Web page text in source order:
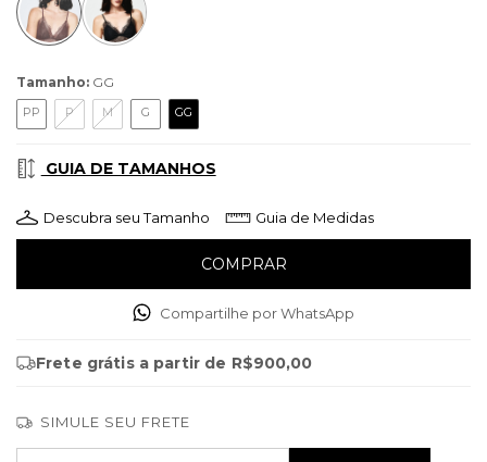
Tamanho: GG
PP P M G GG
GUIA DE TAMANHOS
Descubra seu Tamanho Guia de Medidas
Compartilhe por WhatsApp
Frete grátis a partir de R$900,00
SIMULE SEU FRETE
Entregas para o CEP:
ALTERAR CEP